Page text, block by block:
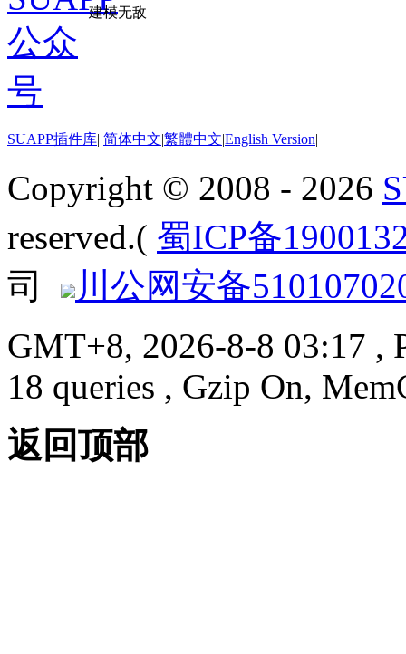
建模无敌
SUAPP插件库| 简体中文|繁體中文|English Version|
Copyright © 2008 - 2026
reserved.( 蜀ICP备
司
川公网安备
GMT+8, 2026-8-8 03:17 ,
18 queries , Gzip On,
返回顶部